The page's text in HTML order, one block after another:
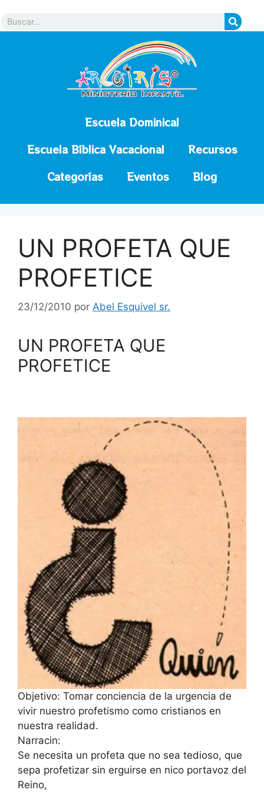
Escuela Dominical
Escuela Bíblica Vacacional
Recursos
Categorías
Eventos Blog
UN PROFETA QUE
PROFETICE
23/12/2010 por Abel Esquivel sr.
UN PROFETA QUE
PROFETICE
Objetivo: Tomar conciencia de la urgencia de
vivir nuestro profetismo como cristianos en
nuestra realidad.
Narracin:
Se necesita un profeta que no sea tedioso, que
sepa profetizar sin erguirse en nico portavoz del
Reino,